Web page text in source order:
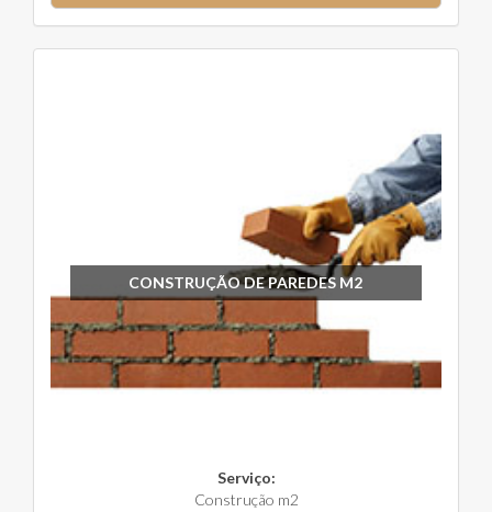
CONSTRUÇÃO DE PAREDES M2
Serviço:
Construção m2